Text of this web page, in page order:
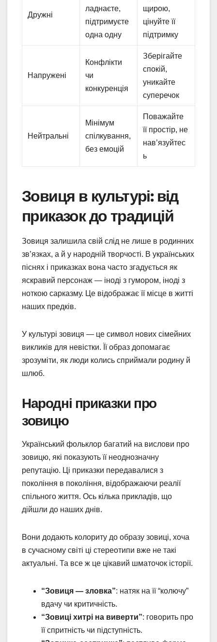
Дружні
ладнаєте,
підтримуєте
одна одну
щирою,
цінуйте її
підтримку
Напружені
Конфлікти
чи
конкуренція
Зберігайте
спокій,
уникайте
суперечок
Нейтральні
Мінімум
спілкування,
без емоцій
Поважайте
її простір, не
нав’язуйтес
ь
Зовиця в культурі: від
приказок до традицій
Зовиця залишила свій слід не лише в родинних
зв’язках, а й у народній творчості. В українських
піснях і приказках вона часто згадується як
яскравий персонаж — іноді з гумором, іноді з
ноткою сарказму. Це відображає її місце в житті
наших предків.
У культурі зовиця — це символ нових сімейних
викликів для невістки. Її образ допомагає
зрозуміти, як люди колись сприймали родину й
шлюб.
Народні приказки про
зовицю
Український фольклор багатий на вислови про
зовицю, які показують її неоднозначну
репутацію. Ці приказки передавалися з
покоління в покоління, відображаючи реалії
спільного життя. Ось кілька прикладів, що
дійшли до наших днів.
Вони додають колориту до образу зовиці, хоча
в сучасному світі ці стереотипи вже не такі
актуальні. Та все ж це цікавий шматочок історії.
“Зовиця — зловка”: натяк на її “колючу”
вдачу чи критичність.
“Зовиці хитрі на виверти”: говорить про
її спритність чи підступність.